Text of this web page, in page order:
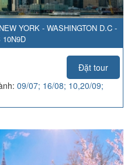
YORK - WASHINGTON D.C -
Đặt tour
09/07; 16/08; 10,20/09;